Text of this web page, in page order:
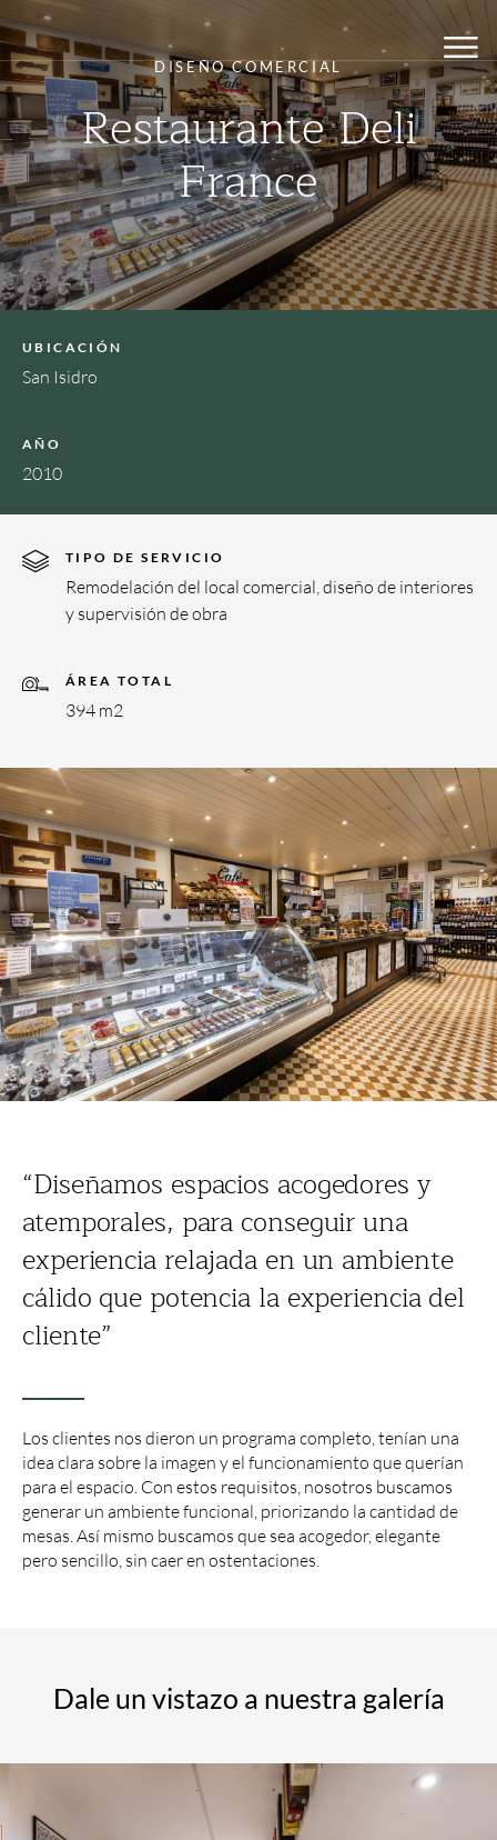
DISEÑO COMERCIAL
Restaurante Deli
France
UBICACIÓN
San Isidro
AÑO
2010
TIPO DE SERVICIO
Remodelación del local comercial, diseño de interiores
y supervisión de obra
ÁREA TOTAL
394 m2
“Diseñamos espacios acogedores y
atemporales, para conseguir una
experiencia relajada en un ambiente
cálido que potencia la experiencia del
cliente”
Los clientes nos dieron un programa completo, tenían una
idea clara sobre la imagen y el funcionamiento que querían
para el espacio. Con estos requisitos, nosotros buscamos
generar un ambiente funcional, priorizando la cantidad de
mesas. Así mismo buscamos que sea acogedor, elegante
pero sencillo, sin caer en ostentaciones.
Dale un vistazo a nuestra galería